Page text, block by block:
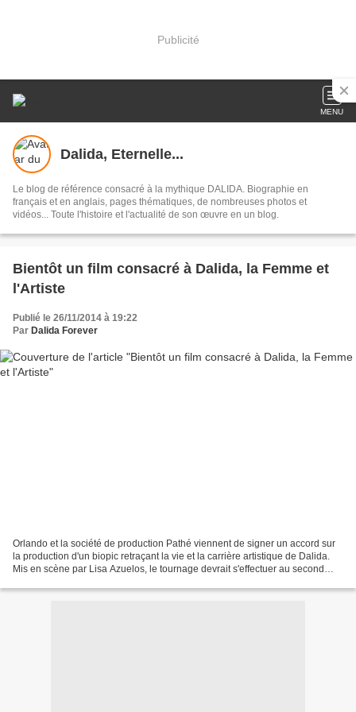
Publicité
MENU
Dalida, Eternelle...
Le blog de référence consacré à la mythique DALIDA. Biographie en
français et en anglais, pages thématiques, de nombreuses photos et
vidéos... Toute l'histoire et l'actualité de son œuvre en un blog.
Bientôt un film consacré à Dalida, la Femme et
l'Artiste
Publié le 26/11/2014 à 19:22
Par Dalida Forever
Orlando et la société de production Pathé viennent de signer un accord sur
la production d'un biopic retraçant la vie et la carrière artistique de Dalida.
Mis en scène par Lisa Azuelos, le tournage devrait s'effectuer au second